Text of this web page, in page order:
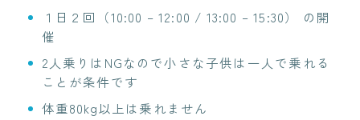
１日２回（10:00 – 12:00 / 13:00 – 15:30） の開
催
2人乗りはNGなので小さな子供は一人で乗れる
ことが条件です
体重80kg以上は乗れません